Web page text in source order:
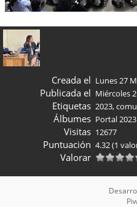
Creada el Lunes 27
Publicada el Miércoles
Etiquetas 2023,
Álbumes Portal 2023
Visitas 12677
Puntuación 4.32(1
Valorar